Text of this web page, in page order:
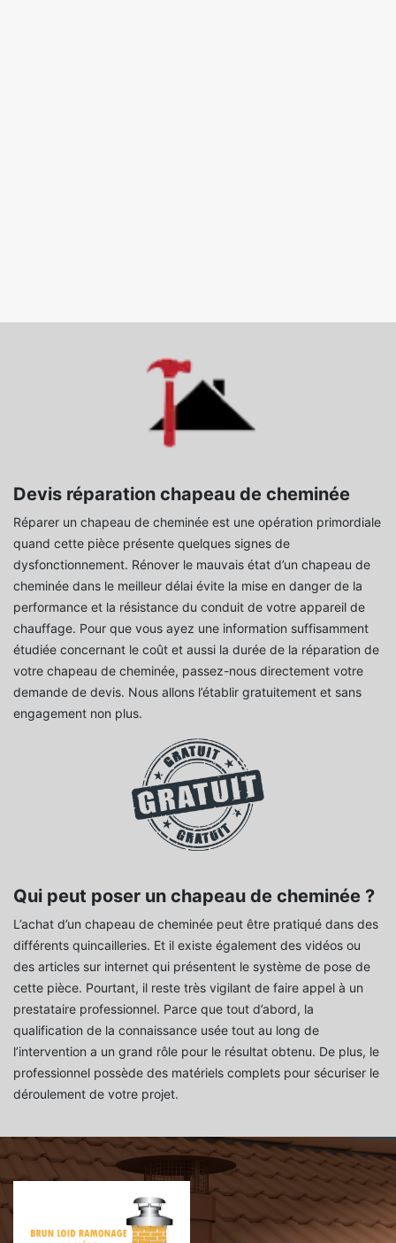
Devis réparation chapeau de cheminée
Réparer un chapeau de cheminée est une opération primordiale
quand cette pièce présente quelques signes de
dysfonctionnement. Rénover le mauvais état d’un chapeau de
cheminée dans le meilleur délai évite la mise en danger de la
performance et la résistance du conduit de votre appareil de
chauffage. Pour que vous ayez une information suffisamment
étudiée concernant le coût et aussi la durée de la réparation de
votre chapeau de cheminée, passez-nous directement votre
demande de devis. Nous allons l’établir gratuitement et sans
engagement non plus.
Qui peut poser un chapeau de cheminée ?
L’achat d’un chapeau de cheminée peut être pratiqué dans des
différents quincailleries. Et il existe également des vidéos ou
des articles sur internet qui présentent le système de pose de
cette pièce. Pourtant, il reste très vigilant de faire appel à un
prestataire professionnel. Parce que tout d’abord, la
qualification de la connaissance usée tout au long de
l’intervention a un grand rôle pour le résultat obtenu. De plus, le
professionnel possède des matériels complets pour sécuriser le
déroulement de votre projet.